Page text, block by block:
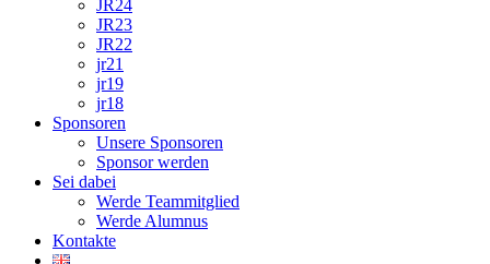
JR24
JR23
JR22
jr21
jr19
jr18
Sponsoren
Unsere Sponsoren
Sponsor werden
Sei dabei
Werde Teammitglied
Werde Alumnus
Kontakte